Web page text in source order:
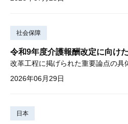
社会保障
令和9年度介護報酬改定に向け
改革工程に掲げられた重要論点の具
2026年06月29日
日本